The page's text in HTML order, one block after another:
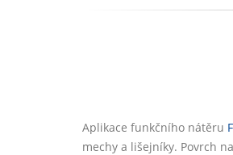
Aplikace funkčního nátěru
mechy a lišejníky. Povrch